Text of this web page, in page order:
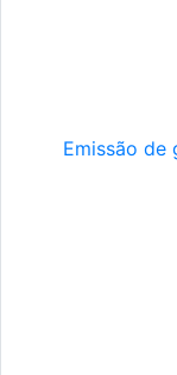
Emissão de